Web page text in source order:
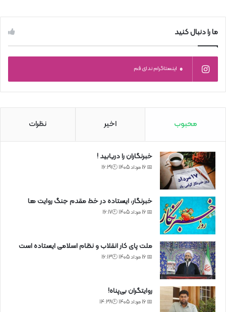
ما را دنبال کنید
0 اینستاگرام ندای قم
محبوب اخیر نظرات
خبرنگاران را دریابید !
📅 16 مرداد 1405 🕙16:29
خبرنگار، ایستاده در خط مقدم جنگ روایت ها
📅 16 مرداد 1405 🕙16:17
ملت پای کار انقلاب و نظام اسلامی ایستاده است
📅 16 مرداد 1405 🕙16:13
روایتگران بی‌پناه!
📅 16 مرداد 1405 🕙14:38